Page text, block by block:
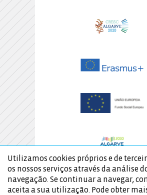
Utilizamos cookies próprios e de
os nossos serviços através da análise
navegação. Se continuar a navegar,
aceita a sua utilização. Pode obter